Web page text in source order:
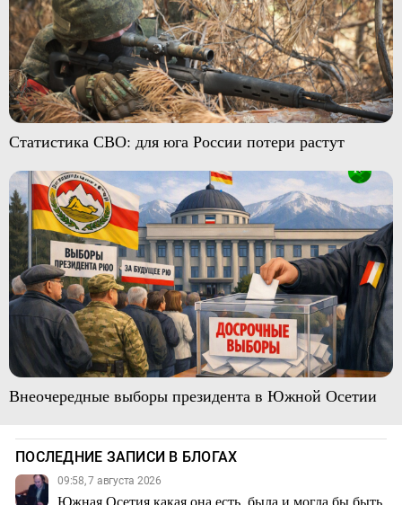
Статистика СВО: для юга России потери растут
Внеочередные выборы президента в Южной Осетии
ПОСЛЕДНИЕ ЗАПИСИ В БЛОГАХ
09:58, 7 августа 2026